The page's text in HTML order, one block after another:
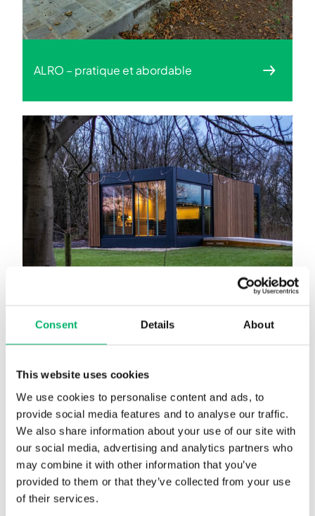
Consent Details About
This website uses cookies
We use cookies to personalise content and ads, to
provide social media features and to analyse our traffic.
We also share information about your use of our site with
our social media, advertising and analytics partners who
may combine it with other information that you’ve
provided to them or that they’ve collected from your use
of their services.
ALRO – pratique et abordable
solide
Où faisons-nous la différence ?